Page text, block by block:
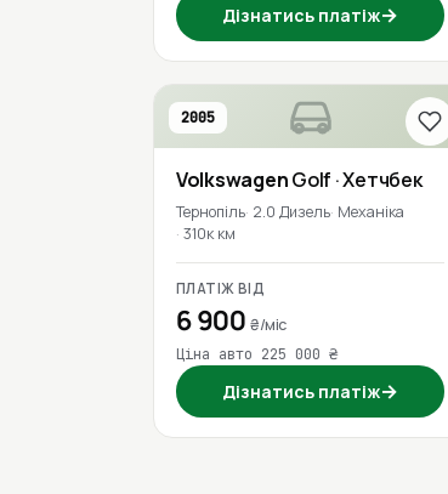
Дізнатись платіж→
2005
VolkswagenGolf · Хетчбек
Тернопіль 2.0 Дизель Механіка
310к км
ПЛАТІЖ ВІД
6 900₴/міс
Ціна авто 225 000 ₴
Дізнатись платіж→